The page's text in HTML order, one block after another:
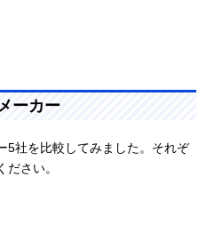
ーカー
5社を比較してみました。それぞ
さい。